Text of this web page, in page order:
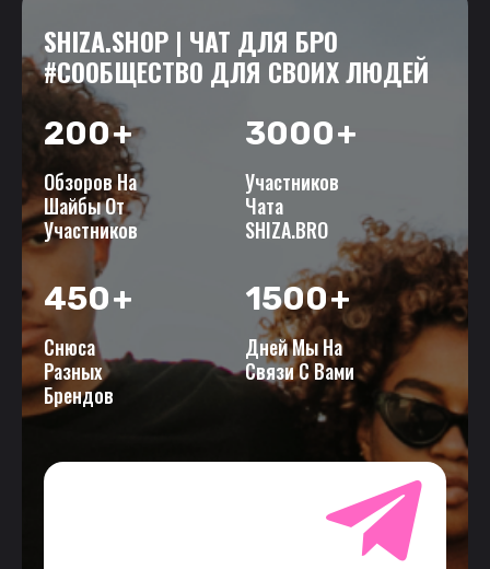
SHIZA.SHOP | ЧАТ ДЛЯ БРО
#СООБЩЕСТВО ДЛЯ СВОИХ ЛЮДЕЙ
200+
Обзоров На
Шайбы От
Участников
3000+
Участников
Чата
SHIZA.BRO
450+
Снюса
Разных
Брендов
1500+
Дней Мы На
Связи С Вами